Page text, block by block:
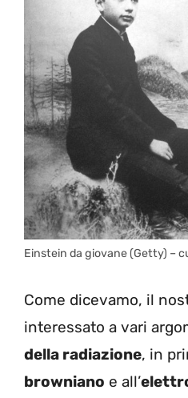
Einstein da giovane (Getty) –
Come dicevamo, il
interessato a vari
della radiazione, in
browniano e all’